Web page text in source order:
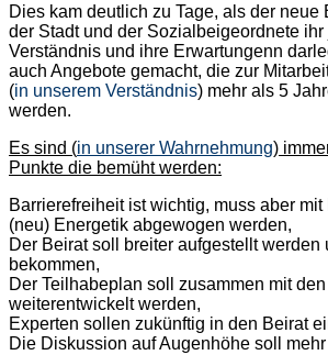
Dies kam deutlich zu Tage, als der neue
der Stadt und der Sozialbeigeordnete
Verständnis und ihre Erwartungenn
auch Angebote gemacht, die zur
(in unserem Verständnis) mehr als 5
werden.
Es sind (in unserer Wahrnehmung)
Punkte die bemüht werden:
Barrierefreiheit ist wichtig, muss aber
(neu) Energetik abgewogen werden,
Der Beirat soll breiter aufgestellt werden
bekommen,
Der Teilhabeplan soll zusammen mit
weiterentwickelt werden,
Experten sollen zukünftig in den Beirat
Die Diskussion auf Augenhöhe soll